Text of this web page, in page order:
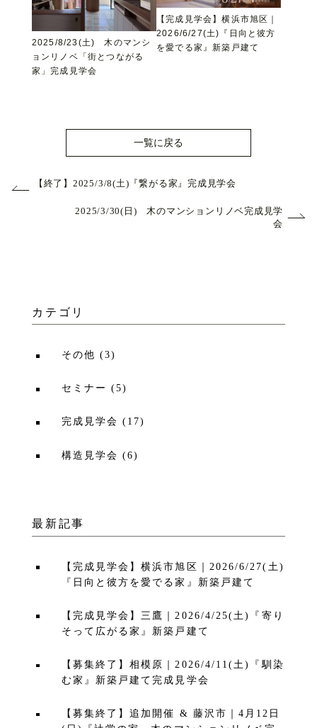
2025/8/23(土) 木のマンシ
ョンリノベ「街とつながる
家」完成見学会
【完成見学会】横浜市旭区｜
2026/6/27(土)『日向と彼方
を愛でる家』新築戸建て
一覧に戻る
【終了】2025/3/8(土)『繋がる家』完成見学会
2025/3/30(日) 木のマンションリノベ完成見学
会
カテゴリ
その他 (3)
セミナー (5)
完成見学会 ( 17)
構造見学会 (6)
最新記事
【完成見学会】横浜市旭区｜2026/6/27(土)
『日向と彼方を愛でる家』新築戸建て
【完成見学会】三鷹｜2026/4/25(土)『寄り
そって広がる家』新築戸建て
【募集終了】相模原｜2026/4/11(土)『馴染
む家』新築戸建て完成見学会
【募集終了】追加開催 & 藤沢市｜4月12日